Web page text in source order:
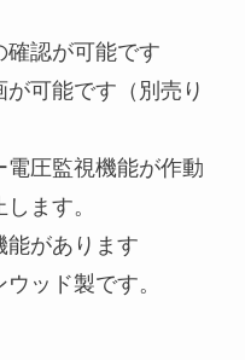
確認が可能です
が可能です（別売り
電圧監視機能が作動
ます。
能があります
ッド製です。